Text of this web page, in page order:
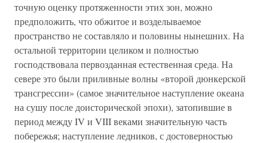
точную оценку протяженности этих зон, можно
предположить, что обжитое и возделываемое
пространство не составляло и половины нынешних. На
остальной территории целиком и полностью
господствовала первозданная естественная среда. На
севере это были приливные волны «второй дюнкерской
трансгрессии» (самое значительное наступление океана
на сушу после доисторической эпохи), затопившие в
период между IV и VIII веками значительную часть
побережья; наступление ледников, с достоверностью